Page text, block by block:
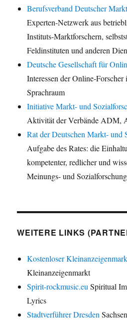
Berufsverband Deutscher
Experten-Netzwerk aus
Instituts-Marktforschern,
Feldinstituten und anderen
Deutsche Gesellschaft für
Interessen der Online-Forscher
Sprachraum
Initiative Markt- und
Aktivität der Verbände ADM,
Rat der Deutschen Markt- und
Aufgabe des Rates: die
kompetenter, redlicher und
Meinungs- und
WEITERE LINKS
Kostenloser
Kleinanzeigenmarkt
Spirit-rockmusic.eu Spiritual
Lyrics
Stadtverführer Dresden